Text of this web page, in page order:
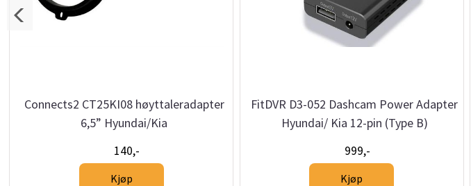
Connects2 CT25KI08 høyttaleradapter
6,5” Hyundai/Kia
140,-
Kjøp
FitDVR D3-052 Dashcam Power Adapter
Hyundai/ Kia 12-pin (Type B)
999,-
Kjøp